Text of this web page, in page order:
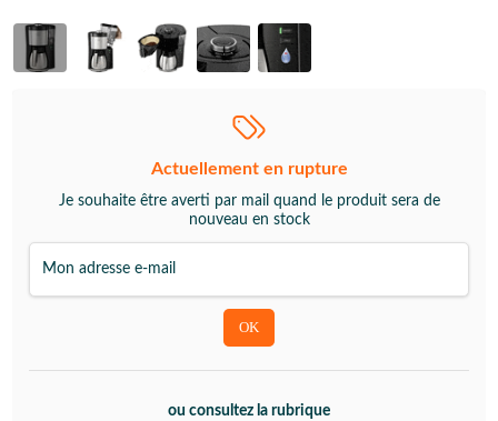
Actuellement en rupture
Je souhaite être averti par mail quand le produit sera de
nouveau en stock
ou consultez la rubrique